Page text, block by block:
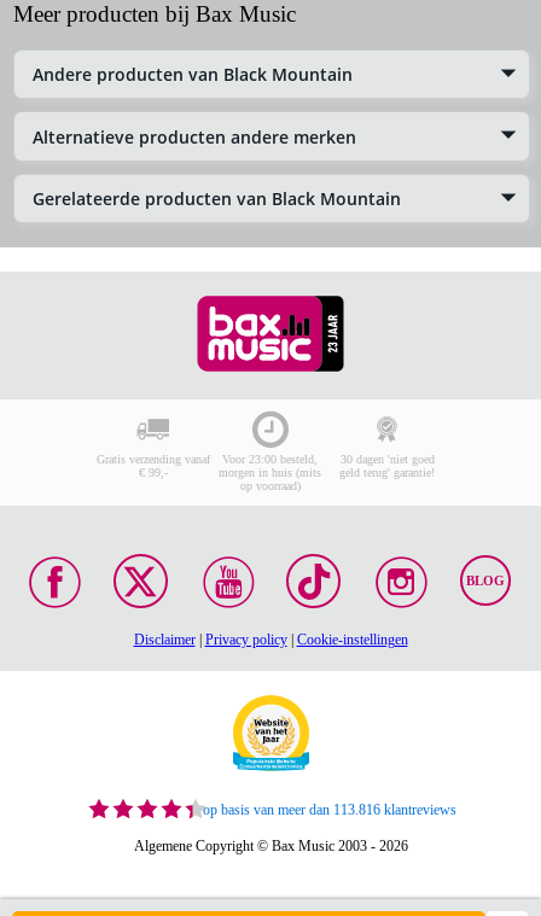
Meer producten bij Bax Music
Andere producten van Black Mountain
Alternatieve producten andere merken
Gerelateerde producten van Black Mountain
Gratis verzending vanaf
€ 99,-
Voor 23:00 besteld,
morgen in huis (mits
op voorraad)
30 dagen 'niet goed
geld terug' garantie!
BLOG
Disclaimer| Privacy policy| Cookie-instellingen
op basis van meer dan 113.816 klantreviews
Algemene Copyright © Bax Music 2003 - 2026